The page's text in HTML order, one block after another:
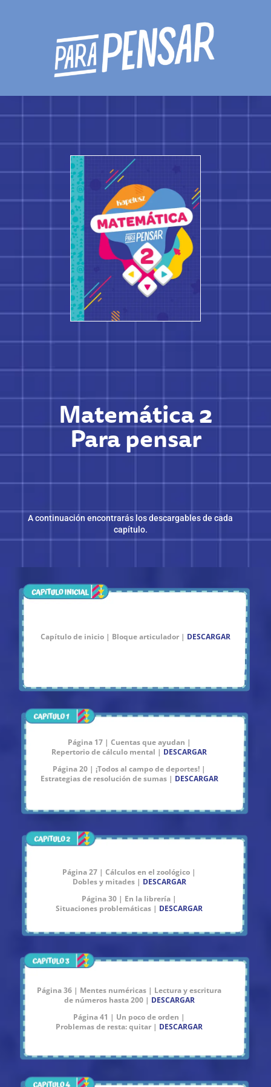
Matemática 2
Para pensar
A continuación encontrarás los descargables de cada
capítulo.
Capítulo de inicio | Bloque articulador | DESCARGAR
Página 17 | Cuentas que ayudan |
Repertorio de cálculo mental | DESCARGAR
Página 20 | ¡Todos al campo de deportes! |
Estrategias de resolución de sumas | DESCARGAR
Página 27 | Cálculos en el zoológico |
Dobles y mitades | DESCARGAR
Página 30 | En la librería |
Situaciones problemáticas | DESCARGAR
Página 36 | Mentes numéricas | Lectura y escritura
de números hasta 200 | DESCARGAR
Página 41 | Un poco de orden |
Problemas de resta: quitar | DESCARGAR